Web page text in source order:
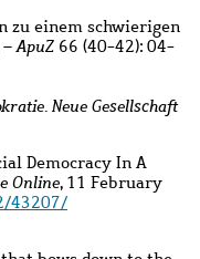
zu einem schwierigen
ApuZ 66 (40-42): 04-
Neue Gesellschaft
Democracy In A
Online, 11 February
43207/